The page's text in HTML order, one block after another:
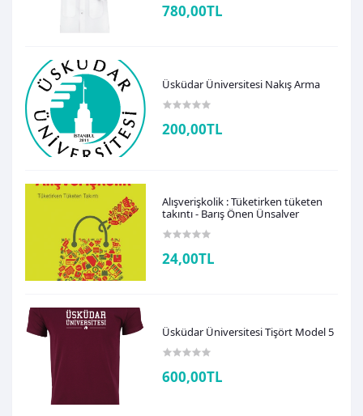
780,00TL
Üsküdar Üniversitesi Nakış Arma
200,00TL
Alışverişkolik : Tüketirken tüketen
takıntı - Barış Önen Ünsalver
24,00TL
Üsküdar Üniversitesi Tişört Model 5
600,00TL